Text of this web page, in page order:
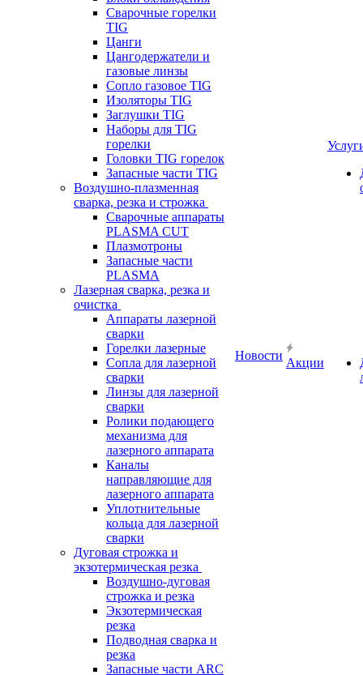
Сварочные горелки
TIG
Цанги
Цангодержатели и
газовые линзы
Сопло газовое TIG
Изоляторы TIG
Заглушки TIG
Наборы для TIG
горелки
Головки TIG горелок
Запасные части TIG
Воздушно-плазменная
сварка, резка и строжка
Сварочные аппараты
PLASMA CUT
Плазмотроны
Запасные части
PLASMA
Лазерная сварка, резка и
очистка
Аппараты лазерной
сварки
Горелки лазерные
Сопла для лазерной
сварки
Линзы для лазерной
сварки
Ролики подающего
механизма для
лазерного аппарата
Каналы
направляющие для
лазерного аппарата
Уплотнительные
кольца для лазерной
сварки
Дуговая строжка и
экзотермическая резка
Воздушно-дуговая
строжка и резка
Экзотермическая
резка
Подводная сварка и
резка
Запасные части ARC
Новости
Акции